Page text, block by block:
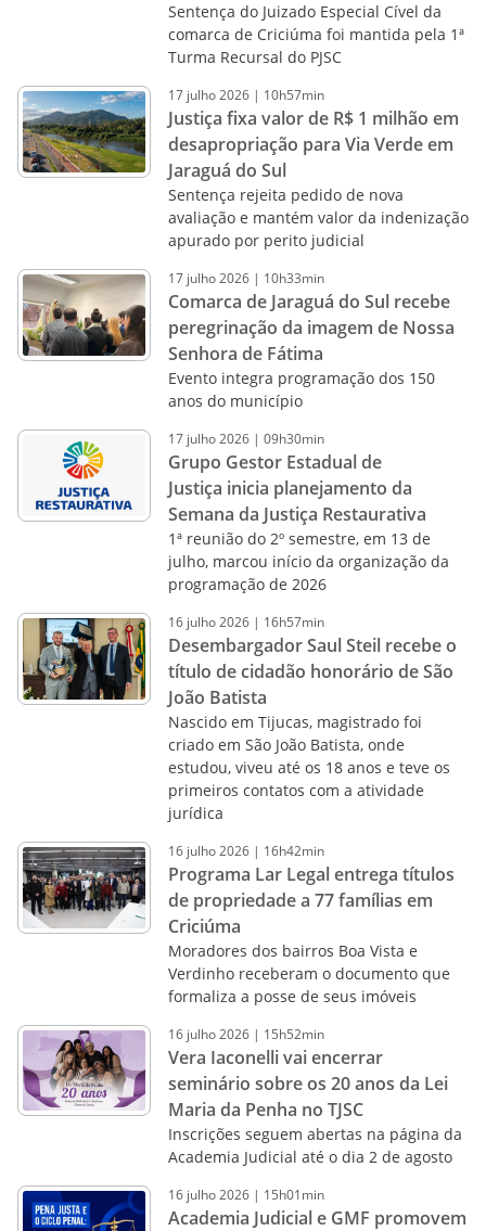
Sentença do Juizado Especial Cível da
comarca de Criciúma foi mantida pela 1ª
Turma Recursal do PJSC
17 julho2026 | 10h57min
Justiça fixa valor de R$ 1 milhão em
desapropriação para Via Verde em
Jaraguá do Sul
Sentença rejeita pedido de nova
avaliação e mantém valor da indenização
apurado por perito judicial
17 julho2026 | 10h33min
Comarca de Jaraguá do Sul recebe
peregrinação da imagem de Nossa
Senhora de Fátima
Evento integra programação dos 150
anos do município
17 julho2026 | 09h30min
Grupo Gestor Estadual de
Justiça inicia planejamento da
Semana da Justiça Restaurativa
1ª reunião do 2º semestre, em 13 de
julho, marcou início da organização da
programação de 2026
16 julho2026 | 16h57min
Desembargador Saul Steil recebe o
título de cidadão honorário de São
João Batista
Nascido em Tijucas, magistrado foi
criado em São João Batista, onde
estudou, viveu até os 18 anos e teve os
primeiros contatos com a atividade
jurídica
16 julho2026 | 16h42min
Programa Lar Legal entrega títulos
de propriedade a 77 famílias em
Criciúma
Moradores dos bairros Boa Vista e
Verdinho receberam o documento que
formaliza a posse de seus imóveis
16 julho2026 | 15h52min
Vera Iaconelli vai encerrar
seminário sobre os 20 anos da Lei
Maria da Penha no TJSC
Inscrições seguem abertas na página da
Academia Judicial até o dia 2 de agosto
16 julho2026 | 15h01min
Academia Judicial e GMF promovem